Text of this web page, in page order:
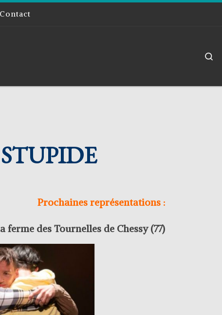
Contact
Prochaines représentations :
ferme des Tournelles de Chessy (77)